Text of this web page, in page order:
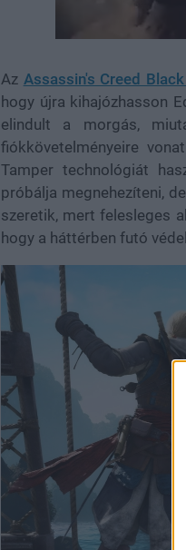
Az Assassin's Creed
hogy újra kihajózhasson
elindult a morgás,
fiókkövetelményeire
Tamper technológiát
próbálja megnehezíteni,
szeretik, mert felesleges
hogy a háttérben futó